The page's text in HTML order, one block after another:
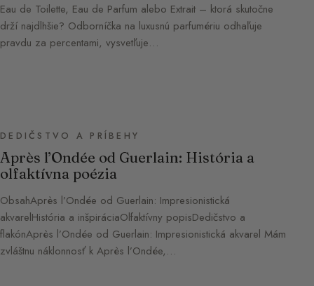
Eau de Toilette, Eau de Parfum alebo Extrait – ktorá skutočne
drží najdlhšie? Odborníčka na luxusnú parfumériu odhaľuje
pravdu za percentami, vysvetľuje…
DEDIČSTVO A PRÍBEHY
Après l’Ondée od Guerlain: História a
olfaktívna poézia
ObsahAprès l’Ondée od Guerlain: Impresionistická
akvarelHistória a inšpiráciaOlfaktívny popisDedičstvo a
flakónAprès l’Ondée od Guerlain: Impresionistická akvarel Mám
zvláštnu náklonnosť k Après l’Ondée,…